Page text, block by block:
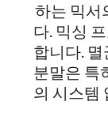
하는 믹서
다. 믹싱
합니다.
분말은 특
의 시스템